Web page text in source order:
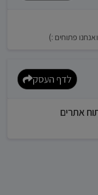
לדף העסק